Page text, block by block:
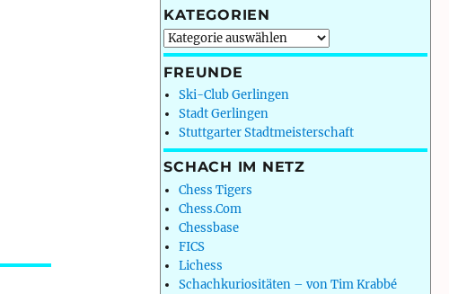
KATEGORIEN
Kategorien
FREUNDE
Ski-Club Gerlingen
Stadt Gerlingen
Stuttgarter Stadtmeisterschaft
SCHACH IM NETZ
Chess Tigers
Chess.Com
Chessbase
FICS
Lichess
Schachkuriositäten – von Tim Krabbé